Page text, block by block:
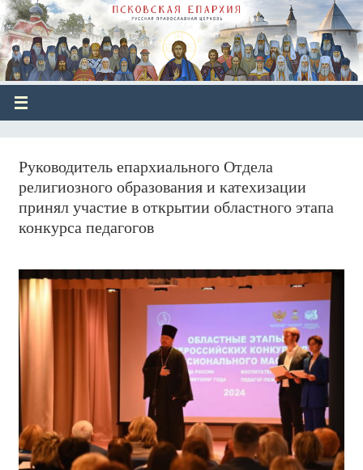
Руководитель епархиального Отдела
религиозного образования и катехизации
принял участие в открытии областного этапа
конкурса педагогов